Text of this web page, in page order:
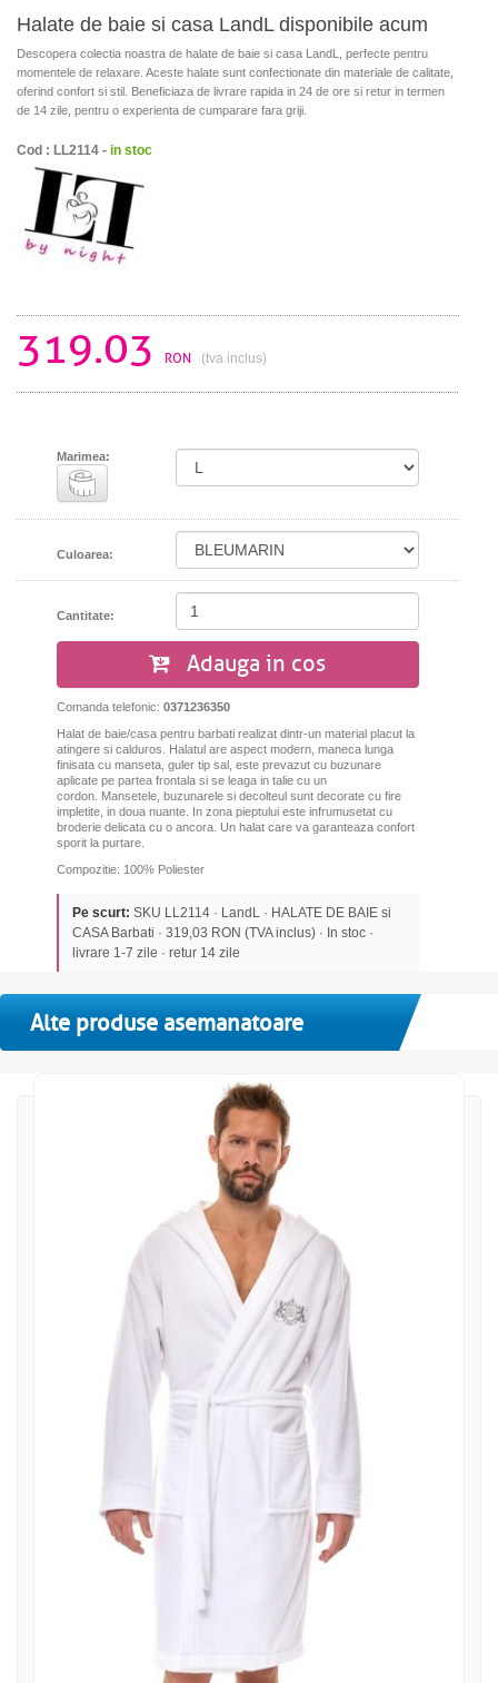
Halate de baie si casa LandL disponibile acum
Descopera colectia noastra de halate de baie si casa LandL, perfecte pentru
momentele de relaxare. Aceste halate sunt confectionate din materiale de calitate,
oferind confort si stil. Beneficiaza de livrare rapida in 24 de ore si retur in termen
de 14 zile, pentru o experienta de cumparare fara griji.
Cod : LL2114 - in stoc
319.03 RON (tva inclus)
Marimea:
Culoarea:
Cantitate:
Adauga in cos
Comanda telefonic: 0371236350
Halat de baie/casa pentru barbati realizat dintr-un material placut la
atingere si calduros. Halatul are aspect modern, maneca lunga
finisata cu manseta, guler tip sal, este prevazut cu buzunare
aplicate pe partea frontala si se leaga in talie cu un
cordon. Mansetele, buzunarele si decolteul sunt decorate cu fire
impletite, in doua nuante. In zona pieptului este infrumusetat cu
broderie delicata cu o ancora. Un halat care va garanteaza confort
sporit la purtare.
Compozitie: 100% Poliester
Pe scurt: SKU LL2114 · LandL · HALATE DE BAIE si
CASA Barbati · 319,03 RON (TVA inclus) · In stoc ·
livrare 1-7 zile · retur 14 zile
Alte produse asemanatoare